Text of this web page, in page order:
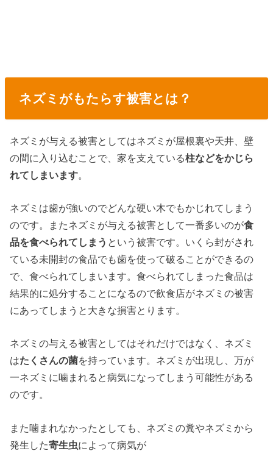
ネズミがもたらす被害とは？
ネズミが与える被害としてはネズミが屋根裏や天井、壁
の間に入り込むことで、家を支えている柱などをかじら
れてしまいます。
ネズミは歯が強いのでどんな硬い木でもかじれてしまう
のです。またネズミが与える被害として一番多いのが食
品を食べられてしまう という被害です。いくら封がされ
ている未開封の食品でも歯を使って破ることができるの
で、食べられてしまいます。食べられてしまった食品は
結果的に処分することになるので飲食店がネズミの被害
にあってしまうと大きな損害とります。
ネズミの与える被害としてはそれだけではなく、ネズミ
はたくさんの菌を持っています。ネズミが出現し、万が
一ネズミに噛まれると病気になってしまう可能性がある
のです。
また噛まれなかったとしても、ネズミの糞やネズミから
発生した寄生虫によって病気が